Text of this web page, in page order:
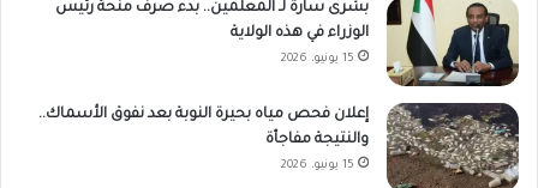
بشرى سارة لـ المعلمين.. بدء صرف منحة رئيس
الوزراء في هذه الولاية
15 يونيو، 2026
إعلان فحص مياه بحيرة النوبة بعد نفوق الأسماك..
والنتيجة مفاجأة
15 يونيو، 2026